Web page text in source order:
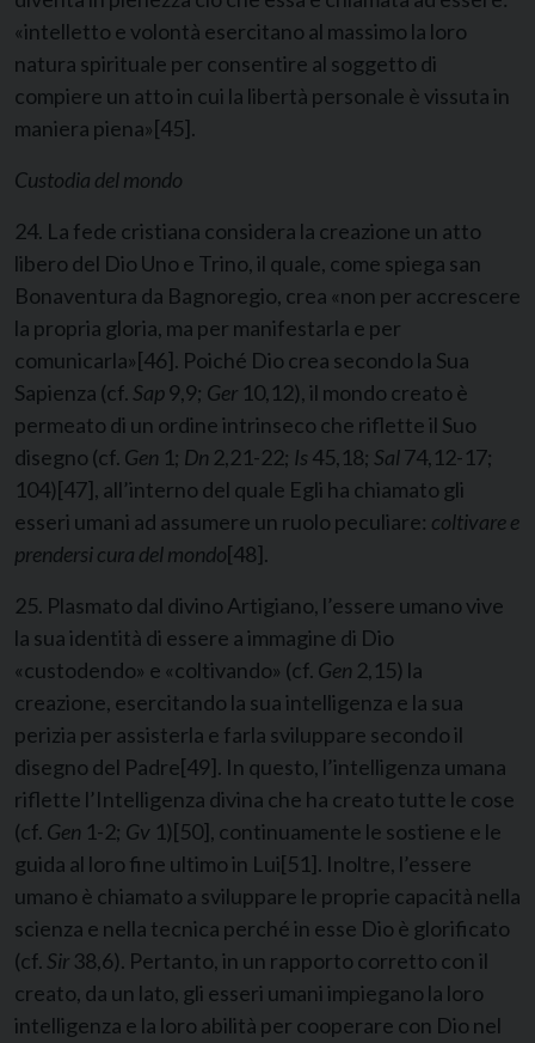
«intelletto e volontà esercitano al massimo la loro
natura spirituale per consentire al soggetto di
compiere un atto in cui la libertà personale è vissuta in
maniera piena»[45].
Custodia del mondo
24. La fede cristiana considera la creazione un atto
libero del Dio Uno e Trino, il quale, come spiega san
Bonaventura da Bagnoregio, crea «non per accrescere
la propria gloria, ma per manifestarla e per
comunicarla»[46]. Poiché Dio crea secondo la Sua
Sapienza (cf. Sap9,9; Ger 10,12), il mondo creato è
permeato di un ordine intrinseco che riflette il Suo
disegno (cf. Gen 1; Dn 2,21-22; Is 45,18; Sal74,12-17;
104)[47], all’interno del quale Egli ha chiamato gli
esseri umani ad assumere un ruolo peculiare: coltivare e
prendersi cura del mondo[48].
25. Plasmato dal divino Artigiano, l’essere umano vive
la sua identità di essere a immagine di Dio
«custodendo» e «coltivando» (cf. Gen 2,15) la
creazione, esercitando la sua intelligenza e la sua
perizia per assisterla e farla sviluppare secondo il
disegno del Padre[49]. In questo, l’intelligenza umana
riflette l’Intelligenza divina che ha creato tutte le cose
(cf. Gen 1-2; Gv 1)[50], continuamente le sostiene e le
guida al loro fine ultimo in Lui[51]. Inoltre, l’essere
umano è chiamato a sviluppare le proprie capacità nella
scienza e nella tecnica perché in esse Dio è glorificato
(cf. Sir 38,6). Pertanto, in un rapporto corretto con il
creato, da un lato, gli esseri umani impiegano la loro
intelligenza e la loro abilità per cooperare con Dio nel